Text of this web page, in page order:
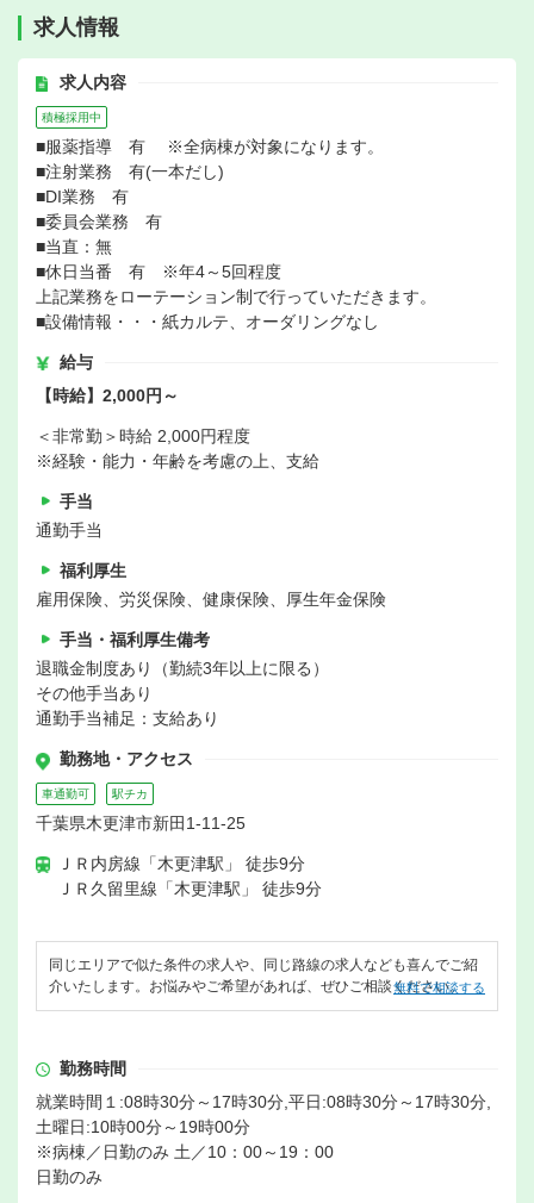
求人情報
求人内容
積極採用中
■服薬指導 有 ※全病棟が対象になります。
■注射業務 有(一本だし)
■DI業務 有
■委員会業務 有
■当直：無
■休日当番 有 ※年4～5回程度
上記業務をローテーション制で行っていただきます。
■設備情報・・・紙カルテ、オーダリングなし
給与
【時給】2,000円～
＜非常勤＞時給 2,000円程度
※経験・能力・年齢を考慮の上、支給
手当
通勤手当
福利厚生
雇用保険、労災保険、健康保険、厚生年金保険
手当・福利厚生備考
退職金制度あり（勤続3年以上に限る）
その他手当あり
通勤手当補足：支給あり
勤務地・アクセス
車通勤可 駅チカ
千葉県木更津市新田1-11-25
ＪＲ内房線「木更津駅」 徒歩9分
ＪＲ久留里線「木更津駅」 徒歩9分
同じエリアで似た条件の求人や、同じ路線の求人なども喜んでご紹
介いたします。お悩みやご希望があれば、ぜひご相談ください。
無料で相談する
勤務時間
就業時間１:08時30分～17時30分,平日:08時30分～17時30分,
土曜日:10時00分～19時00分
※病棟／日勤のみ 土／10：00～19：00
日勤のみ